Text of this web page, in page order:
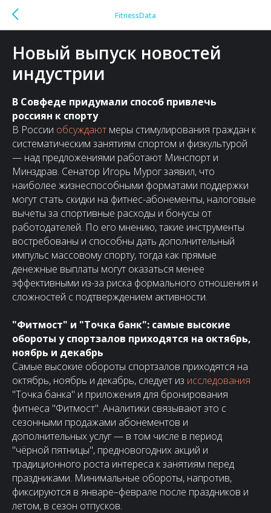
FitnessData
Новый выпуск новостей
индустрии
В Совфеде придумали способ привлечь
россиян к спорту
В России обсуждают меры стимулирования граждан к
систематическим занятиям спортом и физкультурой
— над предложениями работают Минспорт и
Минздрав. Сенатор Игорь Мурог заявил, что
наиболее жизнеспособными форматами поддержки
могут стать скидки на фитнес-абонементы, налоговые
вычеты за спортивные расходы и бонусы от
работодателей. По его мнению, такие инструменты
востребованы и способны дать дополнительный
импульс массовому спорту, тогда как прямые
денежные выплаты могут оказаться менее
эффективными из-за риска формального отношения и
сложностей с подтверждением активности.
"Фитмост" и "Точка банк": самые высокие
обороты у спортзалов приходятся на октябрь,
ноябрь и декабрь
Самые высокие обороты спортзалов приходятся на
октябрь, ноябрь и декабрь, следует из исследования
"Точка банка" и приложения для бронирования
фитнеса "Фитмост". Аналитики связывают это с
сезонными продажами абонементов и
дополнительных услуг — в том числе в период
"чёрной пятницы", предновогодних акций и
традиционного роста интереса к занятиям перед
праздниками. Минимальные обороты, напротив,
фиксируются в январе–феврале после праздников и
летом, в сезон отпусков.